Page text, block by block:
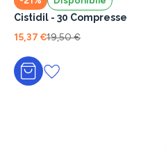
Cistidil - 30 Compresse
15,37 €19,50 €
Aggiungi al carrello